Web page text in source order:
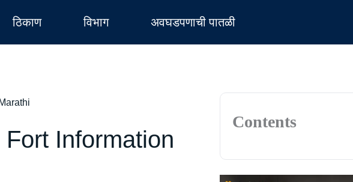
ठिकाण विभाग अवघडपणाची पातळी
Fort Information
Contents